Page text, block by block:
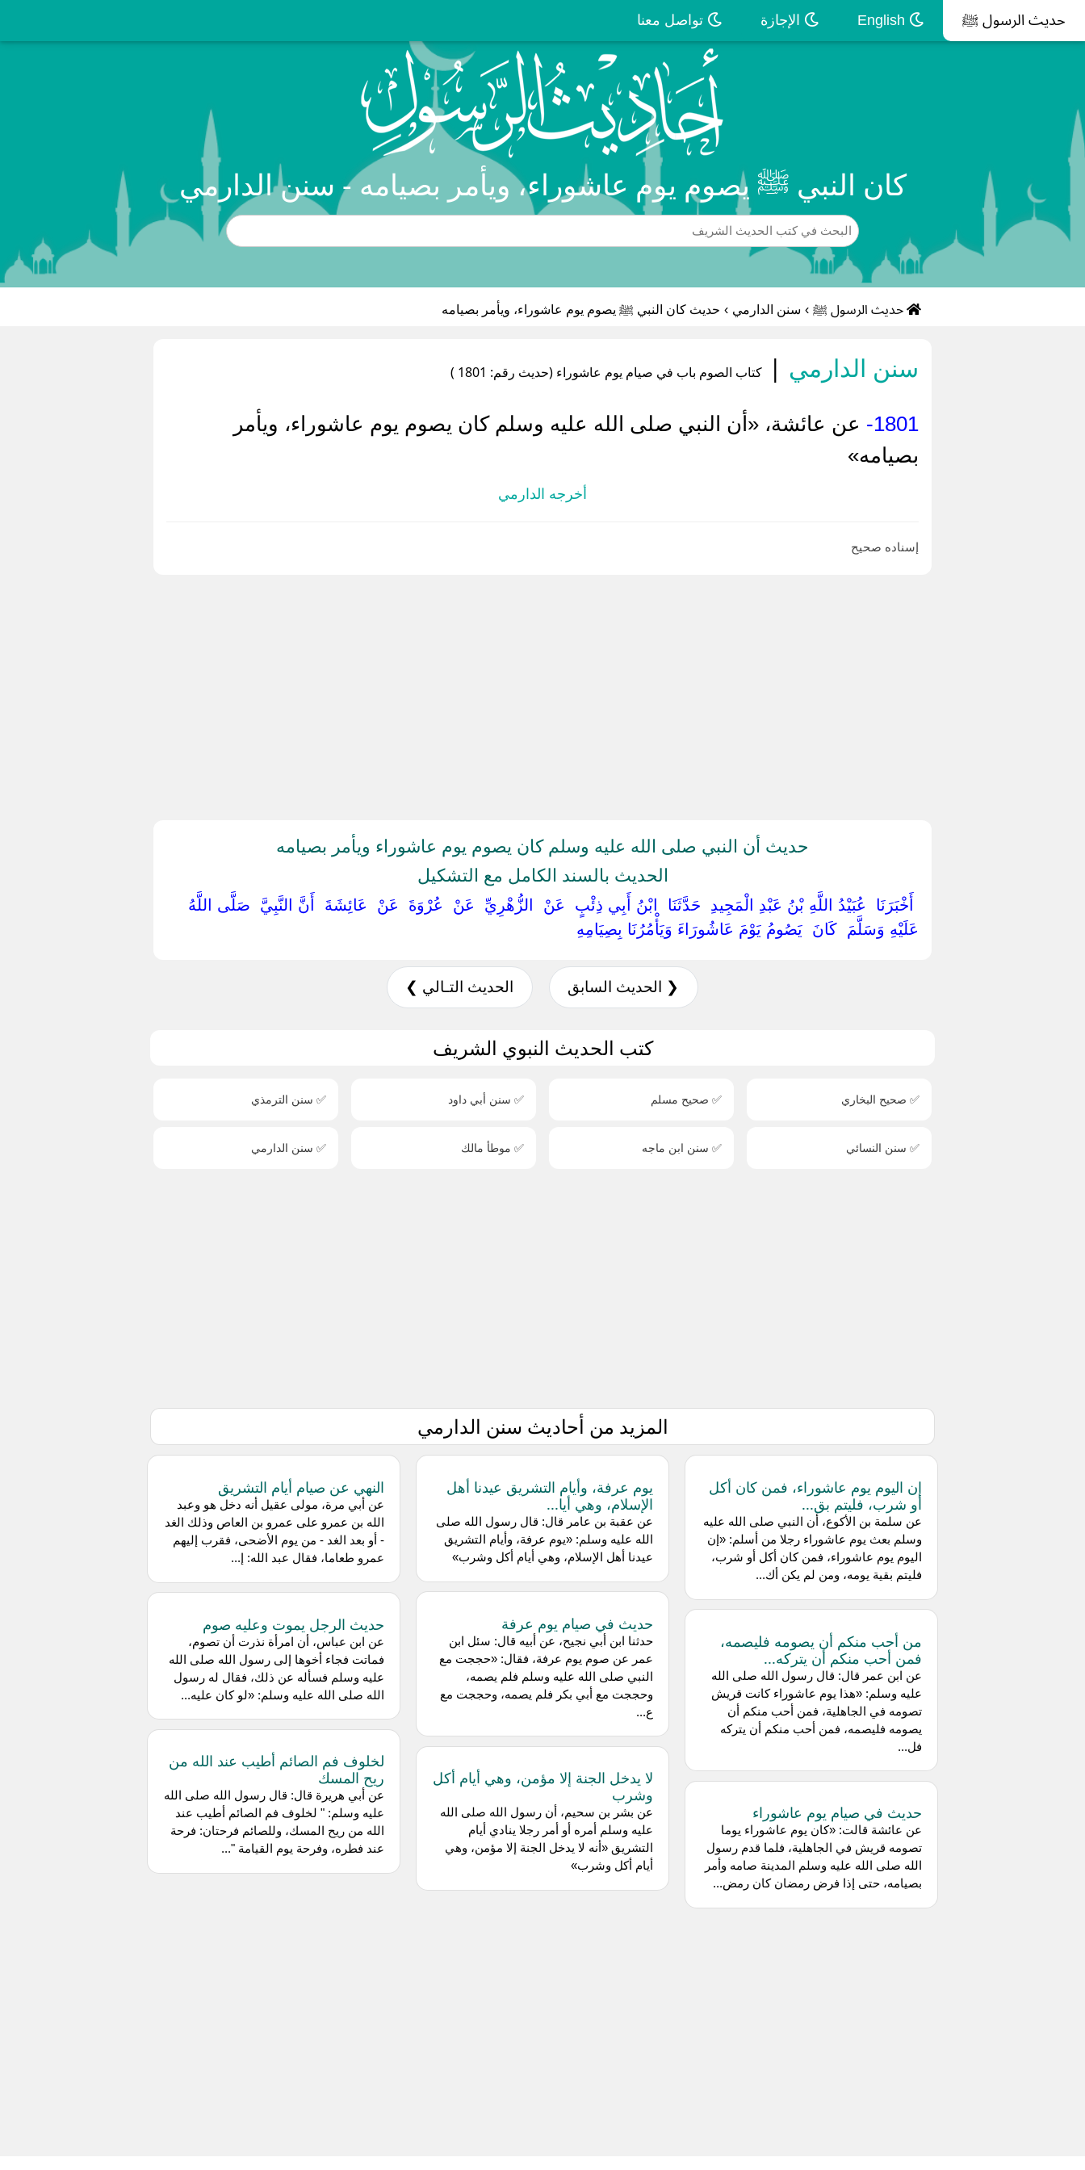
حديث الرسول ﷺ الإجازة تواصل معنا
كان النبي ﷺ يصوم يوم عاشوراء، ويأمر بصيامه - سنن الدارمي
حديث الرسول ﷺ › سنن الدارمي › حديث كان النبي ﷺ يصوم يوم عاشوراء، ويأمر بصيامه
سنن الدارمي | كتاب الصوم باب في صيام يوم عاشوراء (حديث رقم: 1801 )
1801-
عن عائشة، «أن النبي صلى الله عليه وسلم كان يصوم يوم عاشوراء، ويأمر
بصيامه»
أخرجه الدارمي
إسناده صحيح
حديث أن النبي صلى الله عليه وسلم كان يصوم يوم عاشوراء ويأمر بصيامه
الحديث بالسند الكامل مع التشكيل
‏ ‏أَخْبَرَنَا ‏ ‏عُبَيْدُ اللَّهِ بْنُ عَبْدِ الْمَجِيدِ ‏ ‏حَدَّثَنَا ‏ ‏ابْنُ أَبِي ذِئْبٍ ‏ ‏عَنْ ‏ ‏الزُّهْرِيِّ ‏ ‏عَنْ ‏ ‏عُرْوَةَ ‏ ‏عَنْ ‏ ‏عَائِشَةَ ‏ ‏أَنَّ النَّبِيَّ ‏ ‏صَلَّى اللَّهُ
عَلَيْهِ وَسَلَّمَ ‏ ‏كَانَ ‏ ‏يَصُومُ يَوْمَ عَاشُورَاءَ وَيَأْمُرُنَا بِصِيَامِهِ ‏
❮ الحديث السابق الحديث التـالي ❯
كتب الحديث النبوي الشريف
✅ صحيح البخاري ✅ صحيح مسلم ✅ سنن أبي داود ✅ سنن الترمذي
✅ سنن النسائي ✅ سنن ابن ماجه ✅ موطأ مالك ✅ سنن الدارمي
المزيد من أحاديث سنن الدارمي
إن اليوم يوم عاشوراء، فمن كان أكل
أو شرب، فليتم بق...
عن سلمة بن الأكوع، أن النبي صلى الله عليه
وسلم بعث يوم عاشوراء رجلا من أسلم: «إن
اليوم يوم عاشوراء، فمن كان أكل أو شرب،
فليتم بقية يومه، ومن لم يكن أك...
من أحب منكم أن يصومه فليصمه،
فمن أحب منكم أن يتركه...
عن ابن عمر قال: قال رسول الله صلى الله
عليه وسلم: «هذا يوم عاشوراء كانت قريش
تصومه في الجاهلية، فمن أحب منكم أن
يصومه فليصمه، فمن أحب منكم أن يتركه
فل...
حديث في صيام يوم عاشوراء
عن عائشة قالت: «كان يوم عاشوراء يوما
تصومه قريش في الجاهلية، فلما قدم رسول
الله صلى الله عليه وسلم المدينة صامه وأمر
بصيامه، حتى إذا فرض رمضان كان رمض...
يوم عرفة، وأيام التشريق عيدنا أهل
الإسلام، وهي أيا...
عن عقبة بن عامر قال: قال رسول الله صلى
الله عليه وسلم: «يوم عرفة، وأيام التشريق
عيدنا أهل الإسلام، وهي أيام أكل وشرب»
حديث في صيام يوم عرفة
حدثنا ابن أبي نجيح، عن أبيه قال: سئل ابن
عمر عن صوم يوم عرفة، فقال: «حججت مع
النبي صلى الله عليه وسلم فلم يصمه،
وحججت مع أبي بكر فلم يصمه، وحججت مع
ع...
لا يدخل الجنة إلا مؤمن، وهي أيام أكل
وشرب
عن بشر بن سحيم، أن رسول الله صلى الله
عليه وسلم أمره أو أمر رجلا ينادي أيام
التشريق «أنه لا يدخل الجنة إلا مؤمن، وهي
أيام أكل وشرب»
النهي عن صيام أيام التشريق
عن أبي مرة، مولى عقيل أنه دخل هو وعبد
الله بن عمرو على عمرو بن العاص وذلك الغد
- أو بعد الغد - من يوم الأضحى، فقرب إليهم
عمرو طعاما، فقال عبد الله: إ...
حديث الرجل يموت وعليه صوم
عن ابن عباس، أن امرأة نذرت أن تصوم،
فماتت فجاء أخوها إلى رسول الله صلى الله
عليه وسلم فسأله عن ذلك، فقال له رسول
الله صلى الله عليه وسلم: «لو كان عليه...
لخلوف فم الصائم أطيب عند الله من
ريح المسك
عن أبي هريرة قال: قال رسول الله صلى الله
عليه وسلم: " لخلوف فم الصائم أطيب عند
الله من ريح المسك، وللصائم فرحتان: فرحة
عند فطره، وفرحة يوم القيامة "...